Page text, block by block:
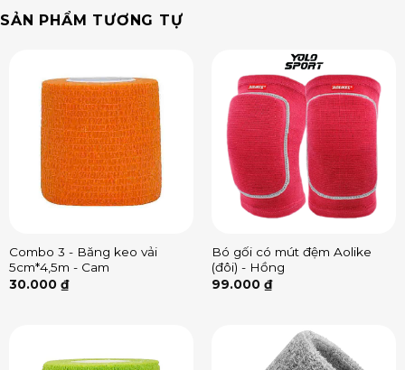
SẢN PHẨM TƯƠNG TỰ
Combo 3 - Băng keo vải
5cm*4,5m - Cam
30.000 ₫
Bó gối có mút đệm Aolike
(đôi) - Hồng
99.000 ₫